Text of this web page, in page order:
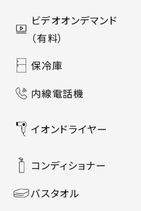
ビデオオンデマンド
（有料）
保冷庫
内線電話機
イオンドライヤー
コンディショナー
バスタオル